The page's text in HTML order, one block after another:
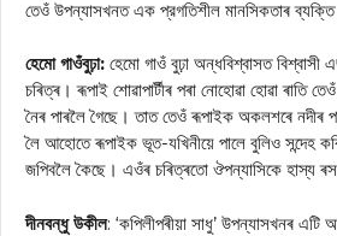
তেওঁ উপন্যাসখনত এক প্রগতিশীল মানসিকতাৰ ব্যক্তি
হেমো গাওঁবুঢ়া: হেমো গাওঁ বুঢ়া অন্ধবিশ্বাসত বিশ্বাসী
চৰিত্ৰ। ৰূপাই শোৱাপাৰ্টীৰ পৰা নোহোৱা হোৱা ৰাতি
নৈৰ পাৰলৈ গৈছে। তাত তেওঁ ৰূপাইক অকলশৰে নদীৰ
লৈ আহোতে ৰূপাইক ভূত-যখিনীয়ে পালে বুলিও সন্দেহ
জপিবলৈ কৈছে। এওঁৰ চৰিত্ৰতো ঔপন্যাসিকে হাস্য
দীনবন্ধু উকীল: ‘কপিলীপৰীয়া সাধু’ উপন্যাসখনৰ এটি